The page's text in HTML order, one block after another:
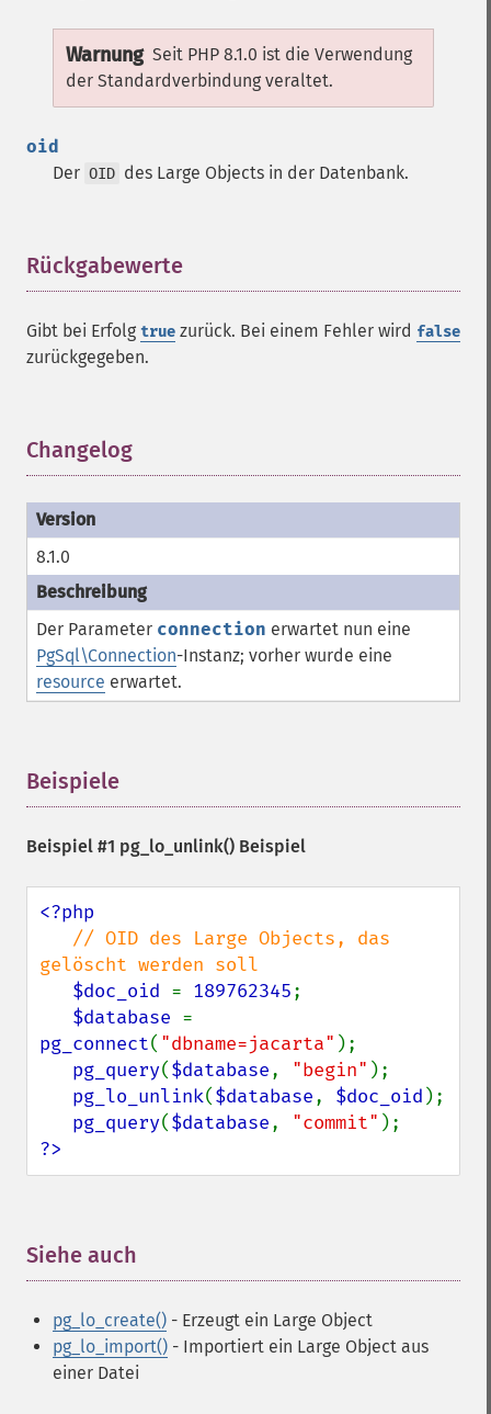
Warnung Seit PHP 8.1.0 ist die Verwendung
der Standardverbindung veraltet.
oid
Der OID des Large Objects in der Datenbank.
Rückgabewerte
Gibt bei Erfolg true zurück. Bei einem Fehler wird false
zurückgegeben.
Changelog
8.1.0
Der Parameter connection erwartet nun eine
PgSql\Connection-Instanz; vorher wurde eine
resource erwartet.
Beispiele
Beispiel #1 pg_lo_unlink() Beispiel
<?php
// OID des Large Objects, das
gelöscht werden soll
$doc_oid = 189762345;
$database
pg_connect( "dbname=jacarta" );
pg_query($database, "begin" );
pg_lo_unlink($database, $doc_oid );
pg_query($database, "commit"
?>
Siehe auch
pg_lo_create() - Erzeugt ein Large Object
pg_lo_import() - Importiert ein Large Object aus
einer Datei